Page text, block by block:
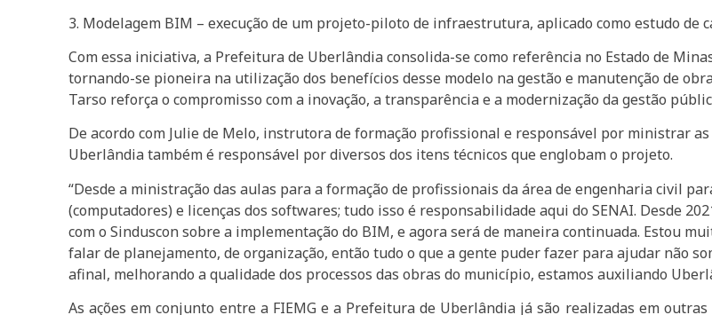
3. Modelagem BIM – execução de um projeto-piloto de infraestrutura, aplicado como estudo de
Com essa iniciativa, a Prefeitura de Uberlândia consolida-se como referência no Estado de
tornando-se pioneira na utilização dos benefícios desse modelo na gestão e manutenção de
Tarso reforça o compromisso com a inovação, a transparência e a modernização da gestão
De acordo com Julie de Melo, instrutora de formação profissional e responsável por ministrar
Uberlândia também é responsável por diversos dos itens técnicos que englobam o projeto.
“Desde a ministração das aulas para a formação de profissionais da área de engenharia civil
(computadores) e licenças dos softwares; tudo isso é responsabilidade aqui do SENAI. Desde
com o Sinduscon sobre a implementação do BIM, e agora será de maneira continuada. Estou
falar de planejamento, de organização, então tudo o que a gente puder fazer para ajudar não
afinal, melhorando a qualidade dos processos das obras do município, estamos auxiliando
As ações em conjunto entre a FIEMG e a Prefeitura de Uberlândia já são realizadas em